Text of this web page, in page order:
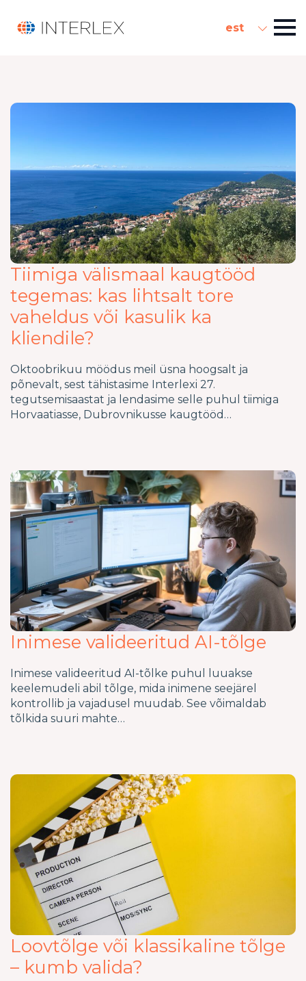
est
Tiimiga välismaal kaugtööd
tegemas: kas lihtsalt tore
vaheldus või kasulik ka
kliendile?
Oktoobrikuu möödus meil üsna hoogsalt ja
põnevalt, sest tähistasime Interlexi 27.
tegutsemisaastat ja lendasime selle puhul tiimiga
Horvaatiasse, Dubrovnikusse kaugtööd…
Inimese valideeritud AI-tõlge
Inimese valideeritud AI-tõlke puhul luuakse
keelemudeli abil tõlge, mida inimene seejärel
kontrollib ja vajadusel muudab. See võimaldab
tõlkida suuri mahte…
Loovtõlge või klassikaline tõlge
– kumb valida?